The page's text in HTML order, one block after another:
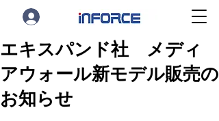
エキスパンド社 メディ
アウォール新モデル販売の
お知らせ